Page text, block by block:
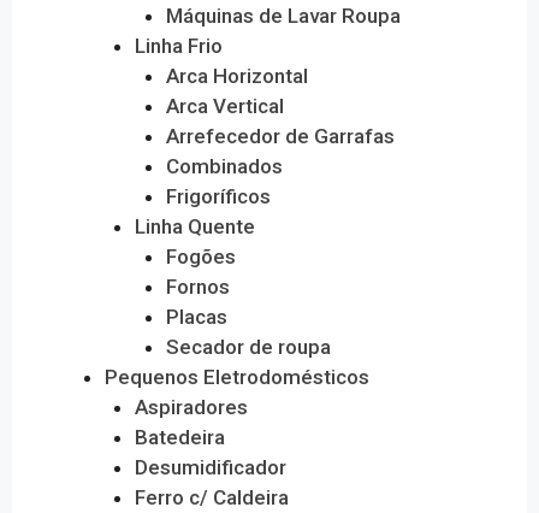
Máquinas de Lavar Roupa
Linha Frio
Arca Horizontal
Arca Vertical
Arrefecedor de Garrafas
Combinados
Frigoríficos
Linha Quente
Fogões
Fornos
Placas
Secador de roupa
Pequenos Eletrodomésticos
Aspiradores
Batedeira
Desumidificador
Ferro c/ Caldeira